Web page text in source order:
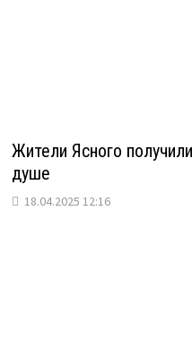
Жители Ясного
душе
18.04.2025 12:16